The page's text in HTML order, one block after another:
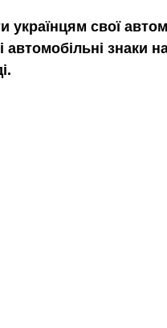
українцям свої
автомобільні знаки